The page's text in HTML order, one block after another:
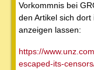
Vorkommnis bei
den Artikel sich
anzeigen lassen:
https://
escaped-its-